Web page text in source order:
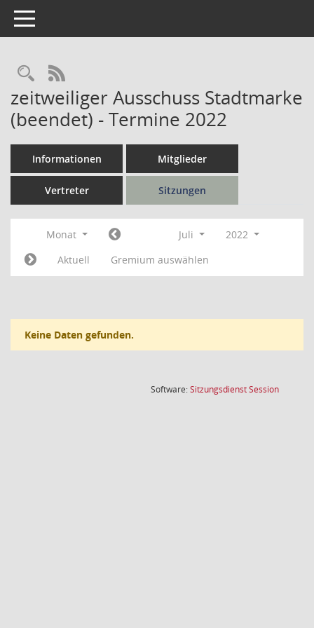
Toggle navigation
Rechercheauswahl
RSS-Feed
zeitweiliger Ausschuss Stadtmarke
(beendet) - Termine 2022
Informationen Mitglieder
Vertreter Sitzungen
Monat Juli
2022
Aktuell
Gremium auswählen
Keine Daten gefunden.
Software:SitzungsdienstSession(Wird in